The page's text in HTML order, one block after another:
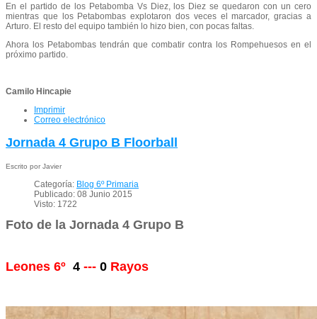
En el partido de los Petabomba Vs Diez, los Diez se quedaron con un cero
mientras que los Petabombas explotaron dos veces el marcador, gracias a
Arturo. El resto del equipo también lo hizo bien, con pocas faltas.
Ahora los Petabombas tendrán que combatir contra los Rompehuesos en el
próximo partido.
Camilo Hincapie
Imprimir
Correo electrónico
Jornada 4 Grupo B Floorball
Escrito por Javier
Categoría: Blog 6º Primaria
Publicado: 08 Junio 2015
Visto: 1722
Foto de la Jornada 4 Grupo B
Leones 6º 4 --- 0 Rayos